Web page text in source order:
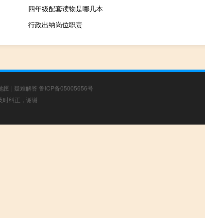
四年级配套读物是哪几本
行政出纳岗位职责
图 | 疑难解答 鲁ICP备05005656号
时纠正，谢谢